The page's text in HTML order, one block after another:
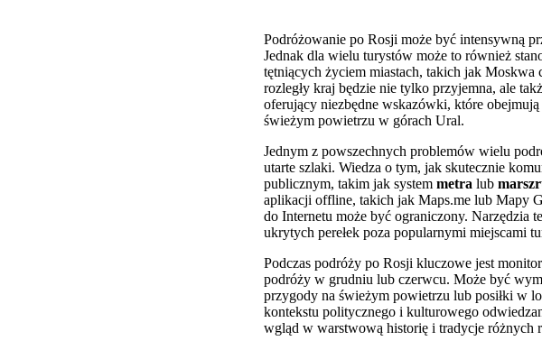
Podróżowanie po Rosji może być intensywną
Jednak dla wielu turystów może to również
tętniących życiem miastach, takich jak Moskwa
rozległy kraj będzie nie tylko przyjemna, ale
oferujący niezbędne wskazówki, które
świeżym powietrzu w górach Ural.
Jednym z powszechnych problemów wielu
utarte szlaki. Wiedza o tym, jak skutecznie
publicznym, takim jak system metra lub
aplikacji offline, takich jak Maps.me lub Mapy
do Internetu może być ograniczony. Narzędzia
ukrytych perełek poza popularnymi miejscami
Podczas podróży po Rosji kluczowe jest
podróży w grudniu lub czerwcu. Może być
przygody na świeżym powietrzu lub posiłki w
kontekstu politycznego i kulturowego
wgląd w warstwową historię i tradycje różnych